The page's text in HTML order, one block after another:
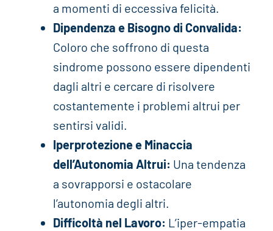
a momenti di eccessiva felicità.
Dipendenza e Bisogno di Convalida:
Coloro che soffrono di questa
sindrome possono essere dipendenti
dagli altri e cercare di risolvere
costantemente i problemi altrui per
sentirsi validi.
Iperprotezione e Minaccia
dell’Autonomia Altrui: Una tendenza
a sovrapporsi e ostacolare
l’autonomia degli altri.
Difficoltà nel Lavoro: L’iper-empatia